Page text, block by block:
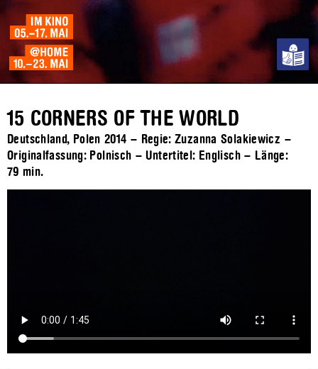
15 CORNERS OF THE WORLD
Deutschland, Polen 2014 – Regie: Zuzanna Solakiewicz –
Originalfassung: Polnisch – Untertitel: Englisch – Länge:
79 min.